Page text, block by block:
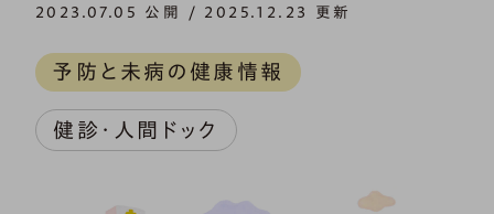
2023.07.05 公開 / 2025.12.23 更新
予防と未病の健康情報
健診・人間ドック